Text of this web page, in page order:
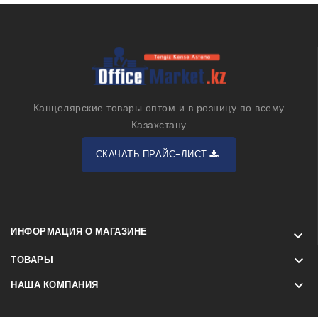
Канцелярские товары оптом и в розницу по всему
Казахстану
СКАЧАТЬ ПРАЙС-ЛИСТ
ИНФОРМАЦИЯ О МАГАЗИНЕ 
ТОВАРЫ 
НАША КОМПАНИЯ 